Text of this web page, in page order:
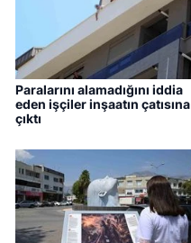
Paralarını alamadığını iddia
eden işçiler inşaatın çatısına
çıktı